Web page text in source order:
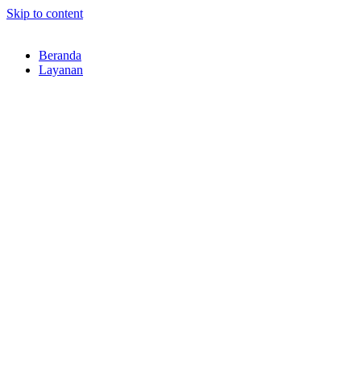
Skip to content
Beranda
Layanan